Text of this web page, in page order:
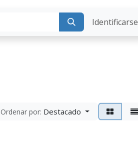
Identificarse
Ordenar por: Destacado